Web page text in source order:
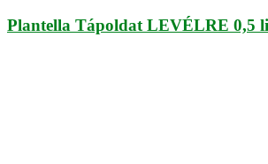
Plantella Tápoldat LEVÉLRE 0,5